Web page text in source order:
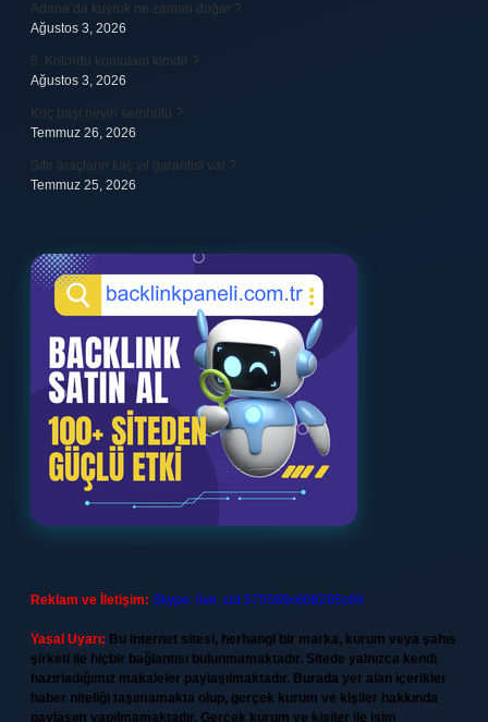
Adana’da kuyruk ne zaman doğar ?
Ağustos 3, 2026
5. Kolordu komutanı kimdir ?
Ağustos 3, 2026
Koç başı neyin sembolü ?
Temmuz 26, 2026
Sıfır araçların kaç yıl garantisi var ?
Temmuz 25, 2026
Reklam ve İletişim: Skype: live:.cid.575569c608265c69
Yasal Uyarı: Bu internet sitesi, herhangi bir marka, kurum veya şahıs
şirketi ile hiçbir bağlantısı bulunmamaktadır. Sitede yalnızca kendi
hazırladığımız makaleler paylaşılmaktadır. Burada yer alan içerikler
haber niteliği taşımamakta olup, gerçek kurum ve kişiler hakkında
paylaşım yapılmamaktadır. Gerçek kurum ve kişiler ile isim